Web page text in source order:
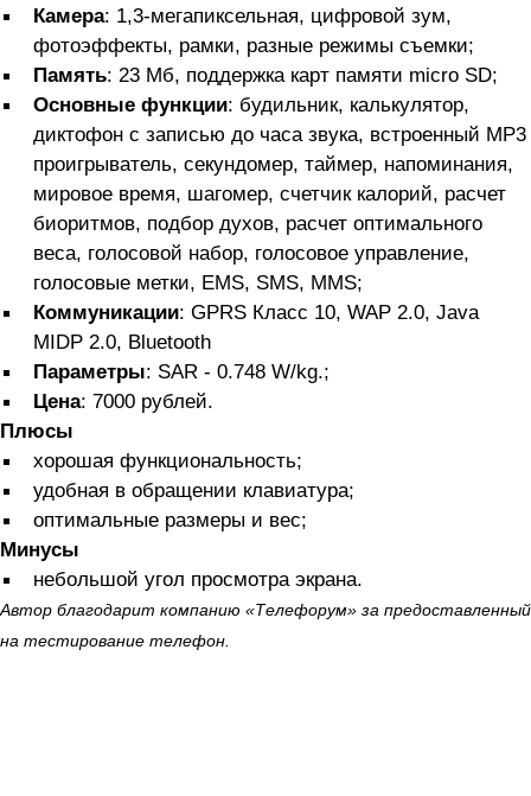
Камера: 1,3-мегапиксельная, цифровой зум,
фотоэффекты, рамки, разные режимы съемки;
Память: 23 Мб, поддержка карт памяти micro SD;
Основные функции: будильник, калькулятор,
диктофон с записью до часа звука, встроенный MP3
проигрыватель, секундомер, таймер, напоминания,
мировое время, шагомер, счетчик калорий, расчет
биоритмов, подбор духов, расчет оптимального
веса, голосовой набор, голосовое управление,
голосовые метки, EMS, SMS, MMS;
Коммуникации: GPRS Класс 10, WAP 2.0, Java
MIDP 2.0, Bluetooth
Параметры: SAR - 0.748 W/kg.;
Цена: 7000 рублей.
Плюсы
хорошая функциональность;
удобная в обращении клавиатура;
оптимальные размеры и вес;
Минусы
небольшой угол просмотра экрана.
Автор благодарит компанию «Телефорум» за предоставленный
на тестирование телефон.